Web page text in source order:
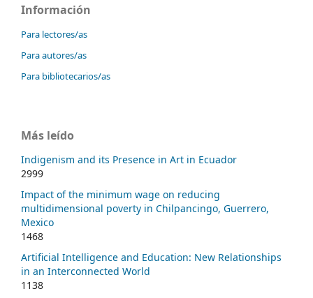
Información
Para lectores/as
Para autores/as
Para bibliotecarios/as
Más leído
Indigenism and its Presence in Art in Ecuador
2999
Impact of the minimum wage on reducing
multidimensional poverty in Chilpancingo, Guerrero,
Mexico
1468
Artificial Intelligence and Education: New Relationships
in an Interconnected World
1138